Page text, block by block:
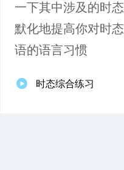
一下其中涉及的时
默化地提高你对时
语的语言习惯
时态综合练习